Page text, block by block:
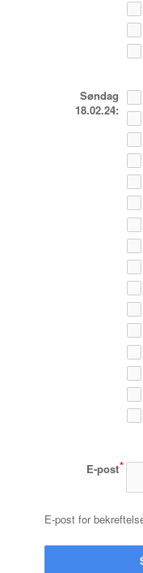
Søndag
18.02.24:
E-post
E-post for